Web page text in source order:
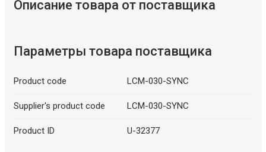
Описание товара от поставщика
Параметры товара поставщика
Product code LCM-030-SYNC
Supplier's product code LCM-030-SYNC
Product ID U-32377